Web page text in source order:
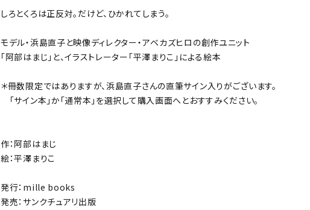
しろとくろは正反対。だけど、ひかれてしまう。
モデル・浜島直子と映像ディレクター・アベカズヒロの創作ユニット
「阿部はまじ」と、イラストレーター「平澤まりこ」による絵本
＊冊数限定ではありますが、浜島直子さんの直筆サイン入りがございます。
「サイン本」か「通常本」を選択して購入画面へとおすすみください。
作：阿部はまじ
絵：平澤まりこ
発行：mille books
発売：サンクチュアリ出版